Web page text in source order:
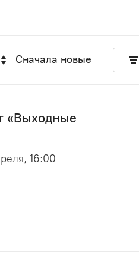
Сначала новые
«Выходные
16:00